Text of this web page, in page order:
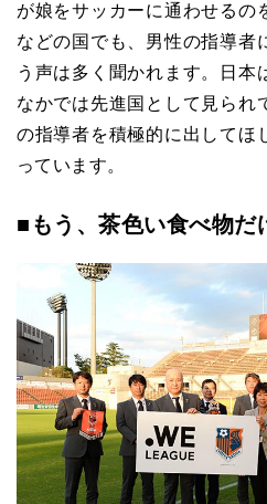
が娘をサッカーに通わせるの
などの国でも、男性の指導者
う声は多く聞かれます。日本
なかでは先進国として見られ
の指導者を積極的に出してほ
っています。
■もう、茶色い食べ物だ